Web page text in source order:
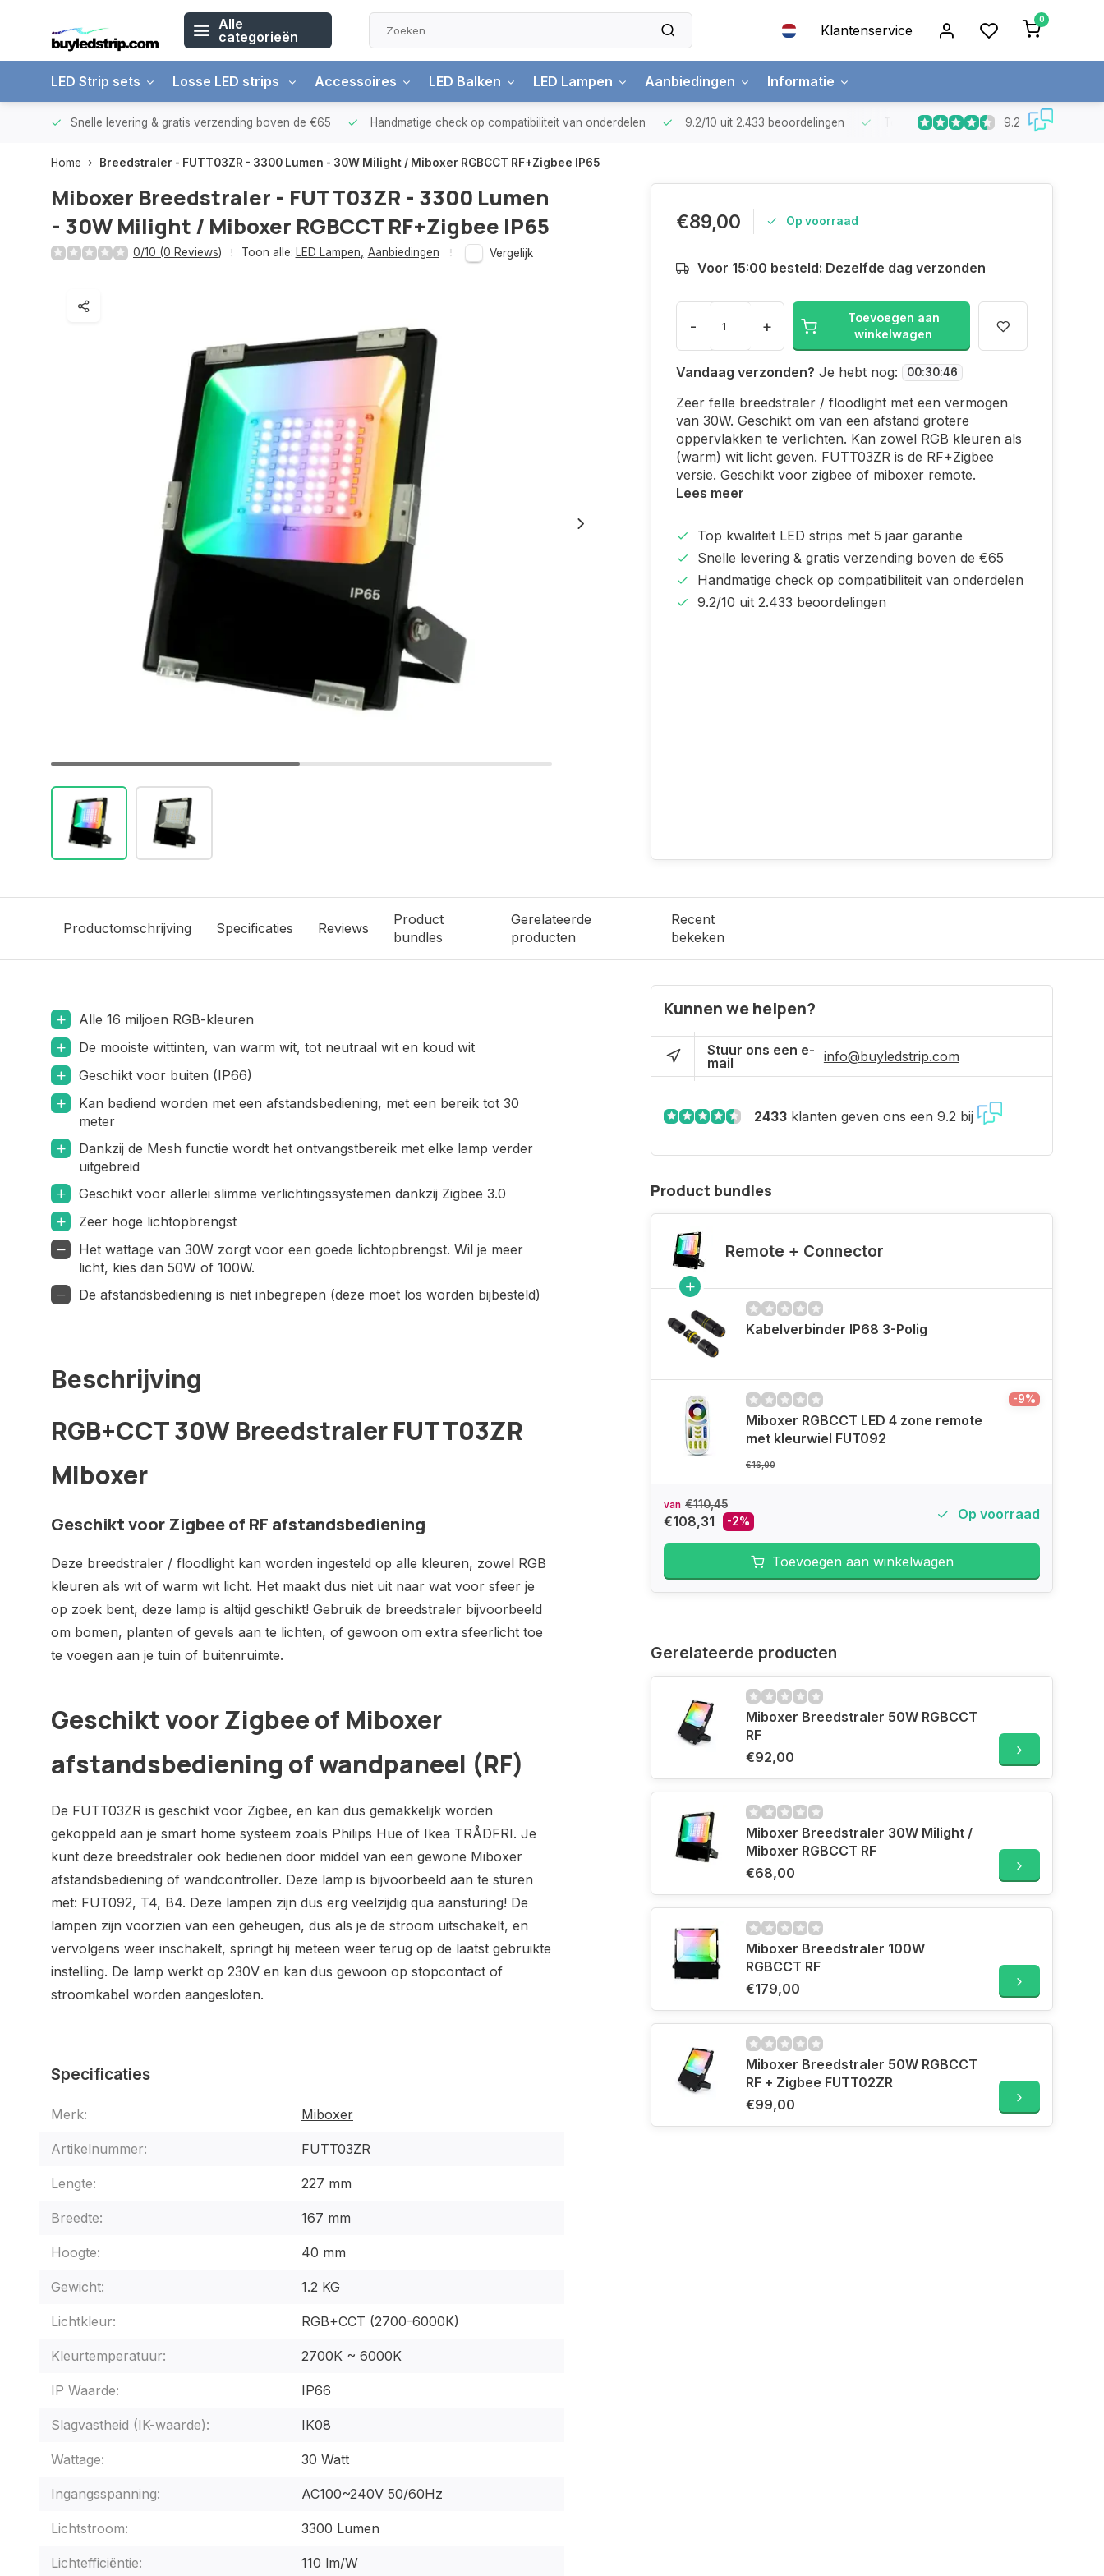
Alle
categorieën
Klantenservice
0
LED Strip sets Losse LED strips Accessoires LED Balken LED Lampen Aanbiedingen Informatie
Snelle levering & gratis verzending boven de €65 Handmatige check op compatibiliteit van onderdelen 9.2/10 uit 2.433 beoordelingen Top kwaliteit LED stripsmet 5 jaar
9.2
Home Breedstraler - FUTT03ZR - 3300 Lumen - 30W Milight / Miboxer RGBCCT RF+Zigbee IP65
Miboxer Breedstraler - FUTT03ZR - 3300 Lumen
- 30W Milight / Miboxer RGBCCT RF+Zigbee IP65
0/10 (0 Reviews) Toon alle: LED Lampen Aanbiedingen Vergelijk
€89,00 Op voorraad
Voor 15:00 besteld: Dezelfde dag verzonden
- +
Toevoegen aan
winkelwagen
Vandaag verzonden? Je hebt nog: 00:30:45
Zeer felle breedstraler / floodlight met een vermogen
van 30W. Geschikt om van een afstand grotere
oppervlakken te verlichten. Kan zowel RGB kleuren als
(warm) wit licht geven. FUTT03ZR is de RF+Zigbee
versie. Geschikt voor zigbee of miboxer remote.
Lees meer
Top kwaliteit LED strips met 5 jaar garantie
Snelle levering & gratis verzending boven de €65
Handmatige check op compatibiliteit van onderdelen
9.2/10 uit 2.433 beoordelingen
Productomschrijving Specificaties Reviews
Product
bundles
Gerelateerde
producten
Recent
bekeken
Alle 16 miljoen RGB-kleuren
De mooiste wittinten, van warm wit, tot neutraal wit en koud wit
Geschikt voor buiten (IP66)
Kan bediend worden met een afstandsbediening, met een bereik tot 30
meter
Dankzij de Mesh functie wordt het ontvangstbereik met elke lamp verder
uitgebreid
Geschikt voor allerlei slimme verlichtingssystemen dankzij Zigbee 3.0
Zeer hoge lichtopbrengst
Het wattage van 30W zorgt voor een goede lichtopbrengst. Wil je meer
licht, kies dan 50W of 100W.
De afstandsbediening is niet inbegrepen (deze moet los worden bijbesteld)
Beschrijving
RGB+CCT 30W Breedstraler FUTT03ZR
Miboxer
Geschikt voor Zigbee of RF afstandsbediening
Deze breedstraler / floodlight kan worden ingesteld op alle kleuren, zowel RGB
kleuren als wit of warm wit licht. Het maakt dus niet uit naar wat voor sfeer je
op zoek bent, deze lamp is altijd geschikt! Gebruik de breedstraler bijvoorbeeld
om bomen, planten of gevels aan te lichten, of gewoon om extra sfeerlicht toe
te voegen aan je tuin of buitenruimte.
Geschikt voor Zigbee of Miboxer
afstandsbediening of wandpaneel (RF)
De FUTT03ZR is geschikt voor Zigbee, en kan dus gemakkelijk worden
gekoppeld aan je smart home systeem zoals Philips Hue of Ikea TRÅDFRI. Je
kunt deze breedstraler ook bedienen door middel van een gewone Miboxer
afstandsbediening of wandcontroller. Deze lamp is bijvoorbeeld aan te sturen
met: FUT092, T4, B4. Deze lampen zijn dus erg veelzijdig qua aansturing! De
lampen zijn voorzien van een geheugen, dus als je de stroom uitschakelt, en
vervolgens weer inschakelt, springt hij meteen weer terug op de laatst gebruikte
instelling. De lamp werkt op 230V en kan dus gewoon op stopcontact of
stroomkabel worden aangesloten.
Specificaties
Merk: Miboxer
Artikelnummer: FUTT03ZR
Lengte: 227 mm
Breedte: 167 mm
Hoogte: 40 mm
Gewicht: 1.2 KG
Lichtkleur: RGB+CCT (2700-6000K)
Kleurtemperatuur: 2700K ~ 6000K
IP Waarde: IP66
Slagvastheid (IK-waarde): IK08
Wattage: 30 Watt
Ingangsspanning: AC100~240V 50/60Hz
Lichtstroom: 3300 Lumen
Lichtefficiëntie: 110 lm/W
Kunnen we helpen?
Stuur ons een e-
mail
info@buyledstrip.com
2433 klanten geven ons een 9.2 bij
Product bundles
Remote + Connector
Kabelverbinder IP68 3-Polig
Miboxer RGBCCT LED 4 zone remote
met kleurwiel FUT092
€16,00
-9%
van €110,45
€108,31 -2% Op voorraad
Toevoegen aan winkelwagen
Gerelateerde producten
Miboxer Breedstraler 50W RGBCCT
RF
€92,00
Miboxer Breedstraler 30W Milight /
Miboxer RGBCCT RF
€68,00
Miboxer Breedstraler 100W
RGBCCT RF
€179,00
Miboxer Breedstraler 50W RGBCCT
RF + Zigbee FUTT02ZR
€99,00